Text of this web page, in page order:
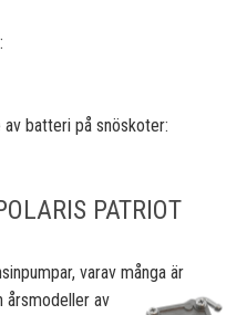
av batteri på snöskoter:
PATRIOT
varav många är
årsmodeller av